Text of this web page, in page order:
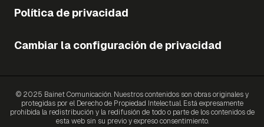
Política de privacidad
Cambiar la configuración de privacidad
© 2025 Bainet Comunicación. Nuestros contenidos son obras originales y
protegidas por el Derecho de Propiedad Intelectual. Está expresamente
prohibida la redistribución y la redifusión de todo o parte de los contenidos de
esta web sin su previo y expreso consentimiento.